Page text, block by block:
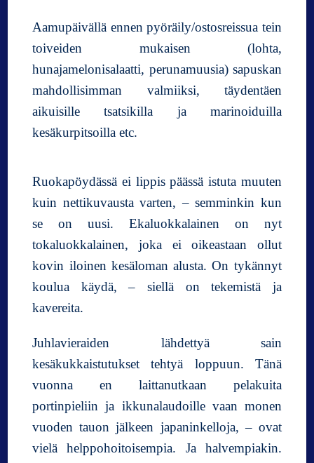
Aamupäivällä ennen pyöräily/ostosreissua tein
toiveiden mukaisen (lohta,
hunajamelonisalaatti, perunamuusia) sapuskan
mahdollisimman valmiiksi, täydentäen
aikuisille tsatsikilla ja marinoiduilla
kesäkurpitsoilla etc.
Ruokapöydässä ei lippis päässä istuta muuten
kuin nettikuvausta varten, – semminkin kun
se on uusi. Ekaluokkalainen on nyt
tokaluokkalainen, joka ei oikeastaan ollut
kovin iloinen kesäloman alusta. On tykännyt
koulua käydä, – siellä on tekemistä ja
kavereita.
Juhlavieraiden lähdettyä sain
kesäkukkaistutukset tehtyä loppuun. Tänä
vuonna en laittanutkaan pelakuita
portinpieliin ja ikkunalaudoille vaan monen
vuoden tauon jälkeen japaninkelloja, – ovat
vielä helppohoitoisempia. Ja halvempiakin.